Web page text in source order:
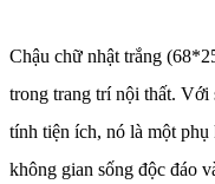
Chậu chữ nhật trắng
trong trang trí nội thất. Với
tính tiện ích, nó là một phụ
không gian sống độc đáo